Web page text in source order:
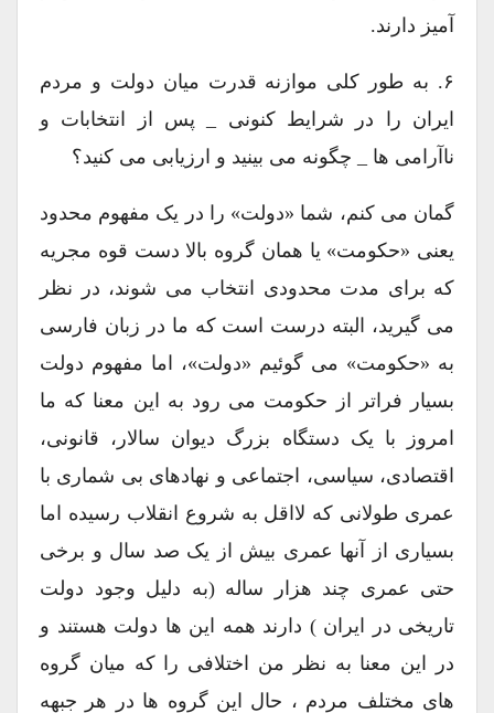
آمیز دارند.
۶. به طور کلی موازنه قدرت میان دولت و مردم
ایران را در شرایط کنونی _ پس از انتخابات و
ناآرامی ها _ چگونه می بینید و ارزیابی می کنید؟
گمان می کنم، شما «دولت» را در یک مفهوم محدود
یعنی «حکومت» یا همان گروه بالا دست قوه مجریه
که برای مدت محدودی انتخاب می شوند، در نظر
می گیرید، البته درست است که ما در زبان فارسی
به «حکومت» می گوئیم «دولت»، اما مفهوم دولت
بسیار فراتر از حکومت می رود به این معنا که ما
امروز با یک دستگاه بزرگ دیوان سالار، قانونی،
اقتصادی، سیاسی، اجتماعی و نهادهای بی شماری با
عمری طولانی که لااقل به شروع انقلاب رسیده اما
بسیاری از آنها عمری بیش از یک صد سال و برخی
حتی عمری چند هزار ساله (به دلیل وجود دولت
تاریخی در ایران ) دارند همه این ها دولت هستند و
در این معنا به نظر من اختلافی را که میان گروه
های مختلف مردم ، حال این گروه ها در هر جبهه